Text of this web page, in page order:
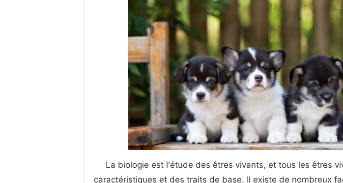
La biologie est l'étude des êtres vivants, et tous les êtres
caractéristiques et des traits de base. Il existe de nombreux